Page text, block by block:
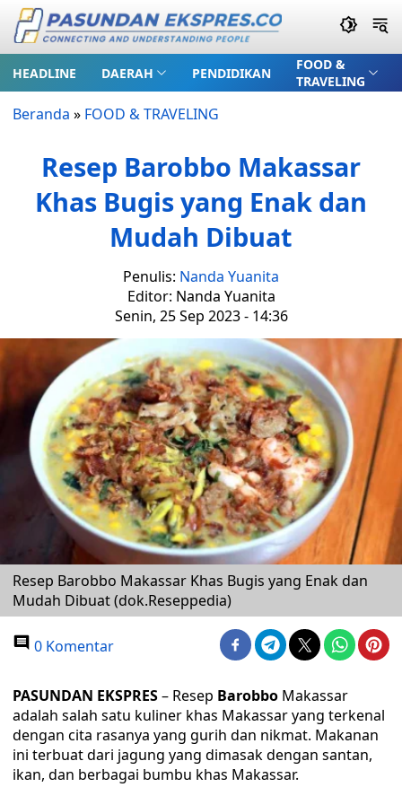
HEADLINE DAERAH PENDIDIKAN
FOOD &
TRAVELING
Beranda » FOOD & TRAVELING
Resep Barobbo Makassar
Khas Bugis yang Enak dan
Mudah Dibuat
Penulis: Nanda Yuanita
Editor: Nanda Yuanita
Senin, 25 Sep 2023 - 14:36
Resep Barobbo Makassar Khas Bugis yang Enak dan
Mudah Dibuat (dok.Reseppedia)
0 Komentar
PASUNDAN EKSPRES– Resep Barobbo Makassar
adalah salah satu kuliner khas Makassar yang terkenal
dengan cita rasanya yang gurih dan nikmat. Makanan
ini terbuat dari jagung yang dimasak dengan santan,
ikan, dan berbagai bumbu khas Makassar.